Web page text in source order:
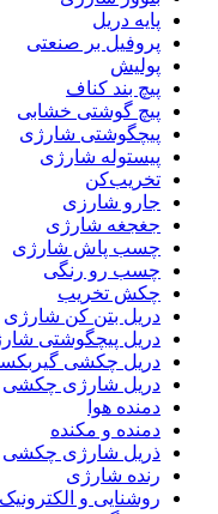
پایه دریل
پروفیل بر صنعتی
پولیش
پیچ بند کناف
پیچ گوشتی خشابی
پیچگوشتی شارژی
پیستوله شارژی
تخریب‌کن
جارو شارزی
جغجغه شارژی
چسب پاش شارژی
چسب رو رنگی
چکش تخریب
دریل بتن کن شارژی
دریل پیچگوشتی
دریل چکشی
دریل شارژی چکشی
دمنده هوا
دمنده و مکنده
ذریل شارژی چکشی
رنده شارژی
روشنایی و الکترونیک